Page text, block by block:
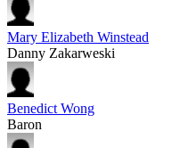
Mary Elizabeth Winstead
Danny Zakarweski
Benedict Wong
Baron